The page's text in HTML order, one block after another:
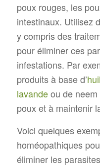
poux rouges, les
intestinaux. Utilisez
y compris des
pour éliminer ces
infestations. Par
produits à base d’
lavandeou de neem
poux et à maintenir
Voici quelques
homéopathiques
éliminer les